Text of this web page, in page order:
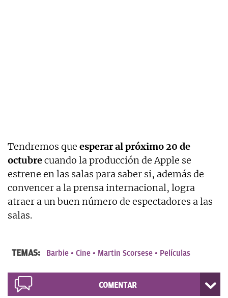
Tendremos que esperar al próximo 20 de
octubrecuando la producción de Apple se
estrene en las salas para saber si, además de
convencer a la prensa internacional, logra
atraer a un buen número de espectadores a las
salas.
TEMAS: Barbie Cine Martin Scorsese Películas
COMENTAR